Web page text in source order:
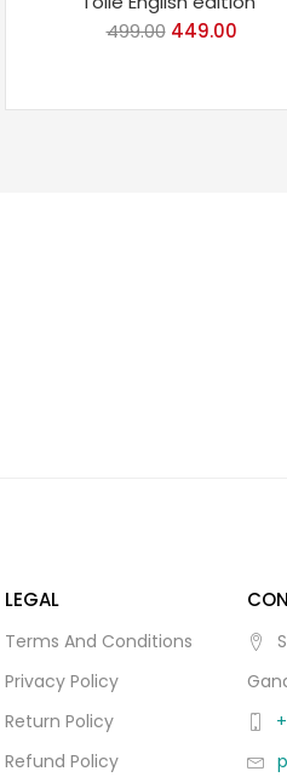
499.00 Original
449.00
LEGAL
Terms And Conditions
Privacy Policy
Return Policy
Refund Policy